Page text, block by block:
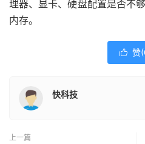
理器、显卡、硬盘配置是否不
内存。
 赞(
快科技
上一篇